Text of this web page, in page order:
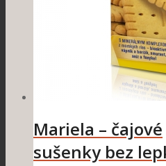
Mariela – čajové
sušenky bez